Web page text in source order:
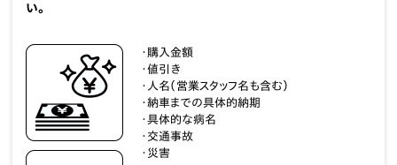
い。
・購入金額
・値引き
・人名（営業スタッフ名も含む）
・納車までの具体的納期
・具体的な病名
・交通事故
・災害